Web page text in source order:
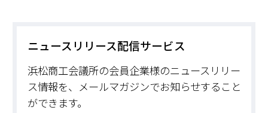
ニュースリリース配信サービス
浜松商工会議所の会員企業様のニュースリリー
ス情報を、メールマガジンでお知らせすること
ができます。